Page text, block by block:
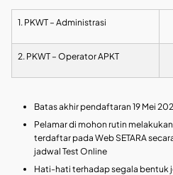
1. PKWT – Administrasi
2. PKWT – Operator APKT
Batas akhir pendaftaran 19 Mei
Pelamar di mohon rutin
terdaftar pada Web SETARA
jadwal Test Online
Hati-hati terhadap segala bentuk